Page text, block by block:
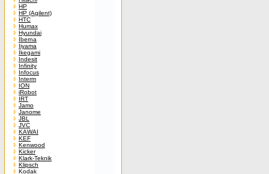
HP
HP (Agilent)
HTC
Humax
Hyundai
Iberna
Iiyama
Ikegami
Indesit
Infinity
Infocus
Interm
ION
iRobot
IRT
Jamo
Janome
JBL
JVC
KAWAI
KEF
Kenwood
Kicker
Klark-Teknik
Klipsch
Kodak